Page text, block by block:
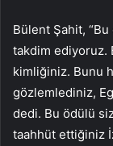
Bülent Şahit,
takdim ediyoruz.
kimliğiniz. Bunu
gözlemlediniz,
dedi. Bu ödülü
taahhüt ettiğiniz